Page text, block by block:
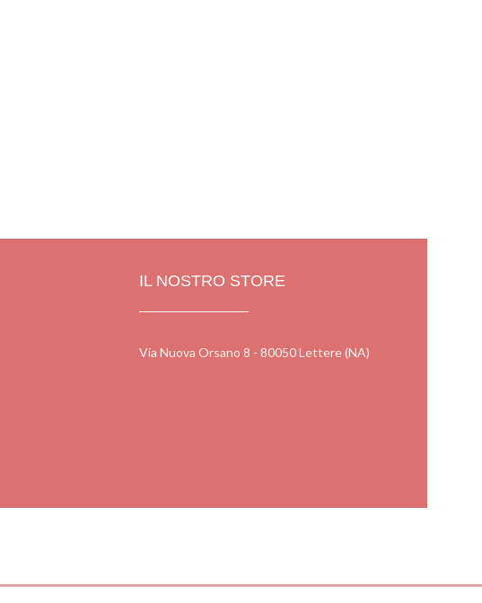
IL NOSTRO STORE
Via Nuova Orsano 8 - 80050 Lettere (NA)